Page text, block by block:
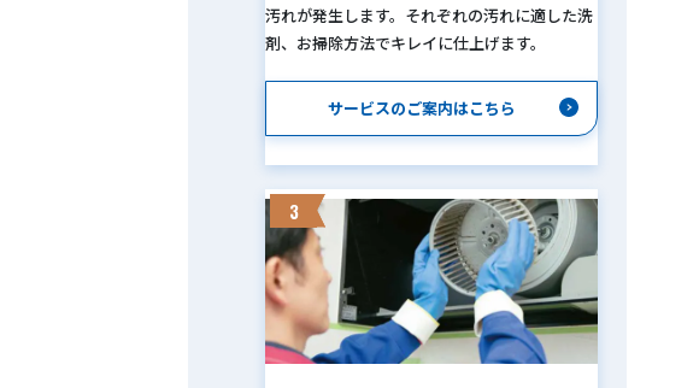
汚れが発生します。それぞれの汚れに適した洗
剤、お掃除方法でキレイに仕上げます。
サービスのご案内はこちら
3